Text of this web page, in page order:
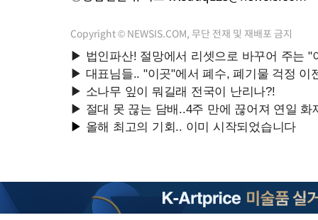
Copyright © NEWSIS.COM, 무단 전재 및 재배포 금지